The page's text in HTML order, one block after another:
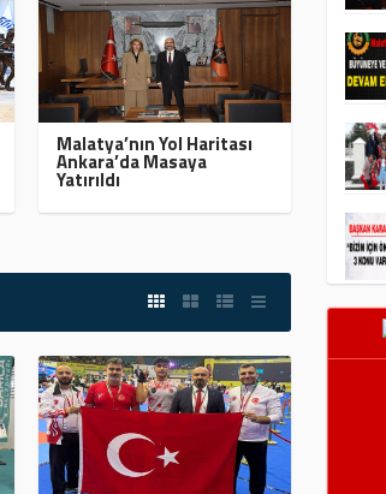
Malatya’nın Yol Haritası
Ankara’da Masaya
Yatırıldı